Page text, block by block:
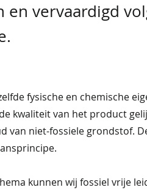
en vervaardigd
fysische en chemische
kwaliteit van het product
van niet-fossiele grondstof.
kunnen wij fossiel vrije